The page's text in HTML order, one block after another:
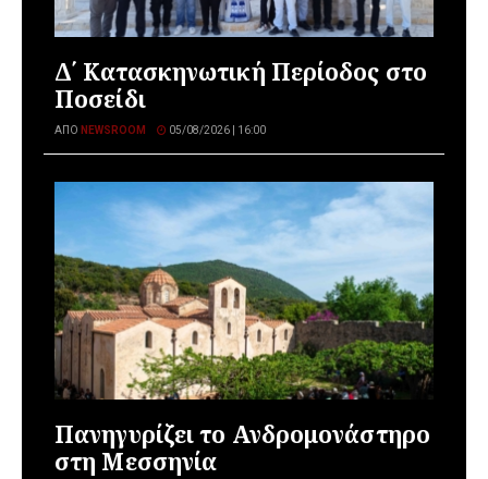
Δ΄ Κατασκηνωτική Περίοδος στο
Ποσείδι
ΑΠΌ NEWSROOM 05/08/2026 | 16:00
Πανηγυρίζει το Ανδρομονάστηρο
στη Μεσσηνία